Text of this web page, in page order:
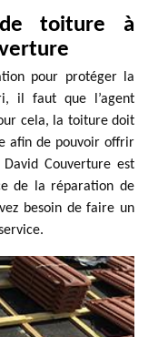
de toiture à
pour protéger la
il faut que l’agent
cela, la toiture doit
afin de pouvoir offrir
Couverture est
de la réparation de
besoin de faire un